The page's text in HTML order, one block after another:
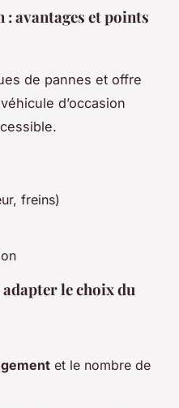
: avantages et points
de pannes et offre
d’occasion
freins)
le choix du
et le nombre de